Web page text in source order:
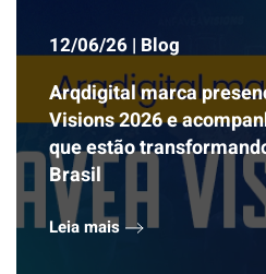
12/06/26 | Blog
Arqdigital marca
Visions 2026 e
que estão
Brasil
Leia mais